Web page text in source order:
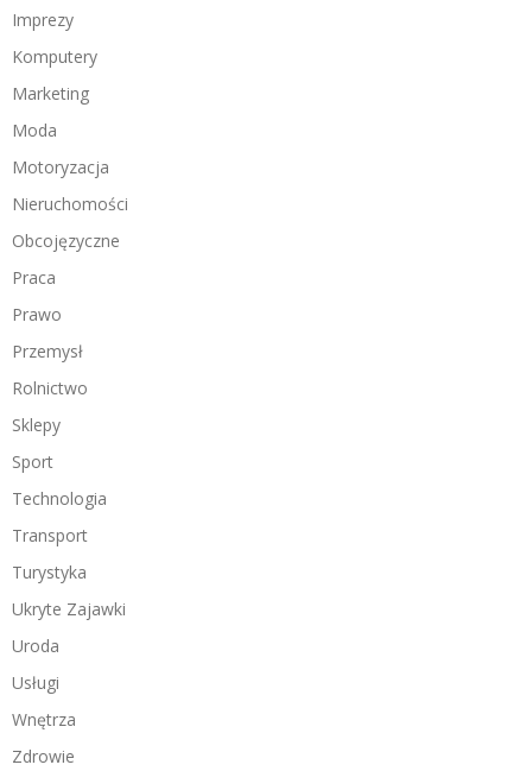
Imprezy
Komputery
Marketing
Moda
Motoryzacja
Nieruchomości
Obcojęzyczne
Praca
Prawo
Przemysł
Rolnictwo
Sklepy
Sport
Technologia
Transport
Turystyka
Ukryte Zajawki
Uroda
Usługi
Wnętrza
Zdrowie